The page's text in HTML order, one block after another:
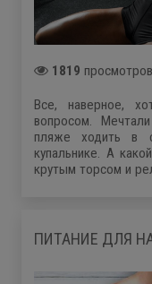
1819 просмотров
Все, наверное,
вопросом.
пляже ходить в
купальнике. А
крутым торсом и
ПИТАНИЕ ДЛЯ